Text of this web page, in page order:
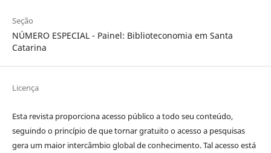
Seção
NÚMERO ESPECIAL - Painel: Biblioteconomia em Santa
Catarina
Licença
Esta revista proporciona acesso público a todo seu conteúdo,
seguindo o princípio de que tornar gratuito o acesso a pesquisas
gera um maior intercâmbio global de conhecimento. Tal acesso está